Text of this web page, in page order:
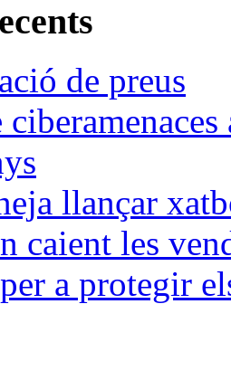
de preus
llançar
caient les
a protegir